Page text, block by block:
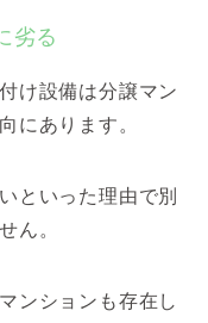
劣る
け設備は分譲マン
にあります。
といった理由で別
ん。
ンションも存在し